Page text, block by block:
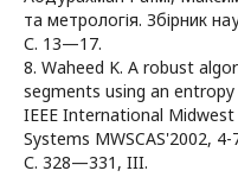
та метрологія. Збірник
С. 13—17.
8. Waheed K. A robust
segments using an
IEEE International
Systems MWSCAS'2002,
С. 328—331, III.